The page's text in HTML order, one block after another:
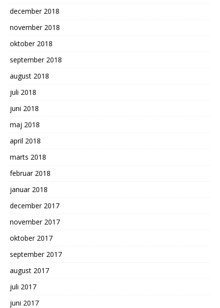
december 2018
november 2018
oktober 2018
september 2018
august 2018
juli 2018
juni 2018
maj 2018
april 2018
marts 2018
februar 2018
januar 2018
december 2017
november 2017
oktober 2017
september 2017
august 2017
juli 2017
juni 2017